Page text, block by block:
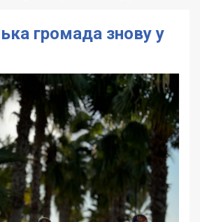
громада знову у